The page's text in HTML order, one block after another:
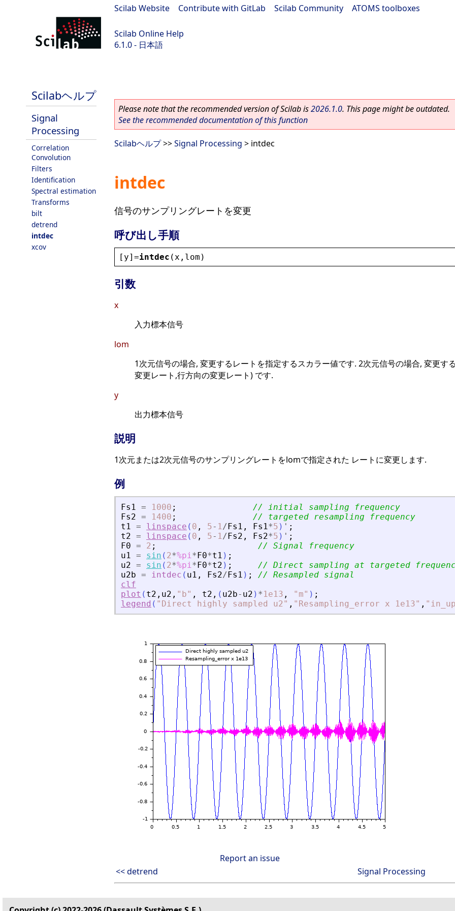
Scilab Website Contribute with GitLab Scilab Community ATOMS toolboxes
Scilab Online Help
6.1.0 - 日本語
Scilabヘルプ
Signal
Processing
Correlation
Convolution
Filters
Identification
Spectral estimation
Transforms
bilt
detrend
intdec
xcov
Please note that the recommended version of Scilab is2026.1.0. This page might be outdated.
See the recommended documentation of this function
Scilabヘルプ>>Signal Processing > intdec
intdec
信号のサンプリングレートを変更
呼び出し手順
[ y]=intdec ( x , lom )
引数
x
入力標本信号
lom
1次元信号の場合, 変更するレートを指定するスカラー値です. 2次元信号の場合, 変更す
変更レート,行方向の変更レート) です.
y
出力標本信号
説明
1次元または2次元信号のサンプリングレートをlomで指定された レートに変更します.
例
Fs1 = 1000 ;
// initial sampling frequency
Fs2 = 1400 ;
// targeted resampling frequency
t1 = linspace ( 0 , 5- 1/Fs1 , Fs1*5 ) ' ;
t2 = linspace ( 0 , 5- 1/Fs2 , Fs2*5 ) ' ;
F0 = 2 ;
// Signal frequency
u1 = sin ( 2*%pi*F0*t1 ) ;
u2 = sin ( 2*%pi*F0*t2 ) ;
// Direct sampling at targeted
u2b = intdec ( u1 , Fs2/Fs1 ) ;
// Resampled signal
clf
plot ( t2 , u2 , " b" , t2 , ( u2b- u2 ) * 1e13 , " m" ) ;
legend ( " Direct highly sampled u2" , " Resampling_error x 1e13" , "
Report an issue
<< detrend
Signal Processing